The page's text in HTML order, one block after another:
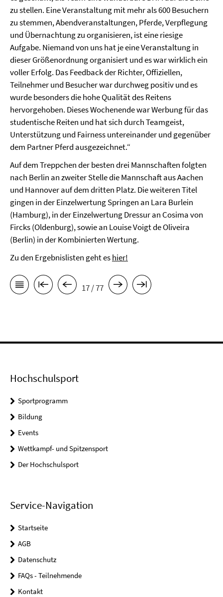
zu stellen. Eine Veranstaltung mit mehr als 600 Besuchern
zu stemmen, Abendveranstaltungen, Pferde, Verpflegung
und Übernachtung zu organisieren, ist eine riesige
Aufgabe. Niemand von uns hat je eine Veranstaltung in
dieser Größenordnung organisiert und es war wirklich ein
voller Erfolg. Das Feedback der Richter, Offiziellen,
Teilnehmer und Besucher war durchweg positiv und es
wurde besonders die hohe Qualität des Reitens
hervorgehoben. Dieses Wochenende war Werbung für das
studentische Reiten und hat sich durch Teamgeist,
Unterstützung und Fairness untereinander und gegenüber
dem Partner Pferd ausgezeichnet.“
Auf dem Treppchen der besten drei Mannschaften folgten
nach Berlin an zweiter Stelle die Mannschaft aus Aachen
und Hannover auf dem dritten Platz. Die weiteren Titel
gingen in der Einzelwertung Springen an Lara Burlein
(Hamburg), in der Einzelwertung Dressur an Cosima von
Fircks (Oldenburg), sowie an Louise Voigt de Oliveira
(Berlin) in der Kombinierten Wertung.
Zu den Ergebnislisten geht eshier!
17 / 77
Hochschulsport
Sportprogramm
Bildung
Events
Wettkampf- und Spitzensport
Der Hochschulsport
Service-Navigation
Startseite
AGB
Datenschutz
FAQs - Teilnehmende
Kontakt